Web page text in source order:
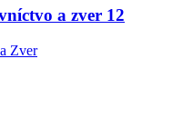
a zver 12
Zver